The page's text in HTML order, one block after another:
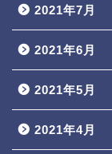
2021年7月
2021年6月
2021年5月
2021年4月